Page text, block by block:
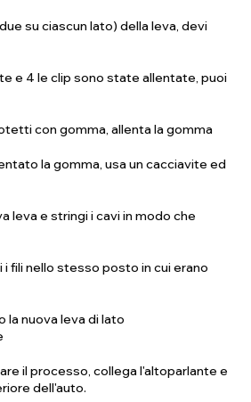
su ciascun lato) della leva, devi
e 4 le clip sono state allentate, puoi
con gomma, allenta la gomma
la gomma, usa un cacciavite ed
leva e stringi i cavi in modo che
fili nello stesso posto in cui erano
la nuova leva di lato
il processo, collega l'altoparlante e
dell'auto.